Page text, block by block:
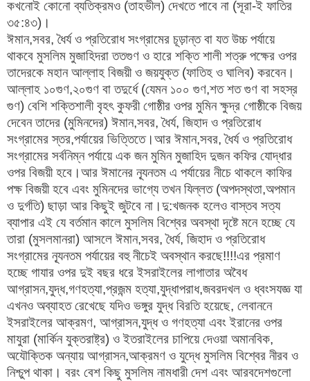
কখনোই কোনো ব্যতিক্রমও (তাহভীল) দেখতে পাবে না (সূরা-ই ফাতির
৩৫:৪৩)।
ঈমান,সবর, ধৈর্য ও প্রতিরোধ সংগ্রামের চূড়ান্ত বা যত উচ্চ পর্যায়ে
থাকবে মুসলিম মুজাহিদরা ততগুণ ও হারে শক্তি শালী শত্রু পক্ষের ওপর
তাদেরকে মহান আল্লাহ বিজয়ী ও জয়যুক্ত (ফাতিহ ও ঘালিব) করবেন।
আল্লাহ ১০গুণ,২০গুণ বা তদুর্ধে (যেমন ১০০ গুণ,শত শত গুণ বা সহস্র
গুণ) বেশি শক্তিশালী বৃহৎ কুফরী গোষ্ঠীর ওপর মুমিন ক্ষুদ্র গোষ্ঠীকে বিজয়
দেবেন তাদের (মুমিনদের) ঈমান,সবর, ধৈর্য, জিহাদ ও প্রতিরোধ
সংগ্রামের স্তর,পর্যায়ের ভিত্তিতে।আর ঈমান,সবর, ধৈর্য ও প্রতিরোধ
সংগ্রামের সর্বনিম্ন পর্যায়ে এক জন মুমিন মুজাহিদ দুজন কফির যোদ্ধার
ওপর বিজয়ী হবে।আর ঈমানের ন্যূনতম এ পর্যায়ের নীচে থাকলে কাফির
পক্ষ বিজয়ী হবে এবং মুমিনদের ভাগ্যে তখন যিল্লত (অপদস্থতা,অপমান
ও দুর্গতি) ছাড়া আর কিছুই জুটবে না।দু:খজনক হলেও বাস্তব সত্য
ব্যাপার এই যে বর্তমান কালে মুসলিম বিশ্বের অবস্থা দৃষ্টে মনে হচ্ছে যে
তারা (মুসলমানরা) আসলে ঈমান,সবর, ধৈর্য, জিহাদ ও প্রতিরোধ
সংগ্রামের ন্যূনতম পর্যায়ের বহু নীচেই অবস্থান করছে!!!!এর প্রমাণ
হচ্ছে গাযার ওপর দুই বছর ধরে ইসরাইলের লাগাতার অবৈধ
আগ্রাসন,যুদ্ধ,গণহত্যা,প্রজন্ম হত্যা,যুদ্ধাপরাধ,জবরদখল ও ধ্বংসযজ্ঞ যা
এখনও অব্যাহত রেখেছে যদিও ভঙ্গুর যুদ্ধ বিরতি হয়েছে, লেবাননে
ইসরাইলের আক্রমণ, আগ্রাসন,যুদ্ধ ও গণহত্যা এবং ইরানের ওপর
মাযুরা (মার্কিন যুক্তরাষ্ট্র) ও ইতরাইলের চাপিয়ে দেওয়া অমানবিক,
অযৌক্তিক অন্যায় আগ্রাসন,আক্রমণ ও যুদ্ধে মুসলিম বিশ্বের নীরব ও
নিশ্চুপ থাকা। বরং বেশ কিছু মুসলিম নামধারী দেশ এবং আরবদেশগুলো